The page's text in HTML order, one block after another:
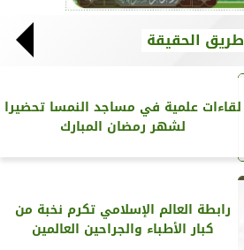
طريق الحقيقة
لقاءات علمية في مساجد النمسا تحضيرا
لشهر رمضان المبارك
رابطة العالم الإسلامي تكرم نخبة من
كبار الأطباء والجراحين العالمين